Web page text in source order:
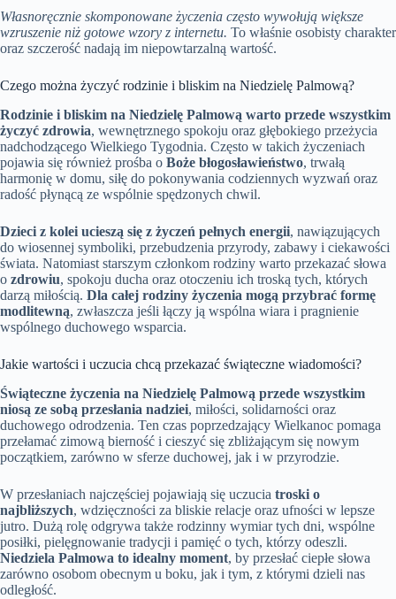
Własnoręcznie skomponowane życzenia często wywołują większe
wzruszenie niż gotowe wzory z internetu. To właśnie osobisty charakter
oraz szczerość nadają im niepowtarzalną wartość.
Czego można życzyć rodzinie i bliskim na Niedzielę Palmową?
Rodzinie i bliskim na Niedzielę Palmową warto przede wszystkim
życzyć zdrowia, wewnętrznego spokoju oraz głębokiego przeżycia
nadchodzącego Wielkiego Tygodnia. Często w takich życzeniach
pojawia się również prośba o Boże błogosławieństwo, trwałą
harmonię w domu, siłę do pokonywania codziennych wyzwań oraz
radość płynącą ze wspólnie spędzonych chwil.
Dzieci z kolei ucieszą się z życzeń pełnych energii, nawiązujących
do wiosennej symboliki, przebudzenia przyrody, zabawy i ciekawości
świata. Natomiast starszym członkom rodziny warto przekazać słowa
o zdrowiu, spokoju ducha oraz otoczeniu ich troską tych, których
darzą miłością. Dla całej rodziny życzenia mogą przybrać formę
modlitewną, zwłaszcza jeśli łączy ją wspólna wiara i pragnienie
wspólnego duchowego wsparcia.
Jakie wartości i uczucia chcą przekazać świąteczne wiadomości?
Świąteczne życzenia na Niedzielę Palmową przede wszystkim
niosą ze sobą przesłania nadziei, miłości, solidarności oraz
duchowego odrodzenia. Ten czas poprzedzający Wielkanoc pomaga
przełamać zimową bierność i cieszyć się zbliżającym się nowym
początkiem, zarówno w sferze duchowej, jak i w przyrodzie.
W przesłaniach najczęściej pojawiają się uczucia troski o
najbliższych, wdzięczności za bliskie relacje oraz ufności w lepsze
jutro. Dużą rolę odgrywa także rodzinny wymiar tych dni, wspólne
posiłki, pielęgnowanie tradycji i pamięć o tych, którzy odeszli.
Niedziela Palmowa to idealny moment, by przesłać ciepłe słowa
zarówno osobom obecnym u boku, jak i tym, z którymi dzieli nas
odległość.